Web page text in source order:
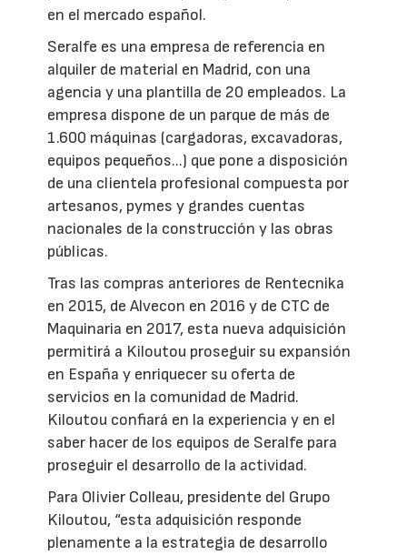
en el mercado español.
Seralfe es una empresa de referencia en
alquiler de material en Madrid, con una
agencia y una plantilla de 20 empleados. La
empresa dispone de un parque de más de
1.600 máquinas (cargadoras, excavadoras,
equipos pequeños...) que pone a disposición
de una clientela profesional compuesta por
artesanos, pymes y grandes cuentas
nacionales de la construcción y las obras
públicas.
Tras las compras anteriores de Rentecnika
en 2015, de Alvecon en 2016 y de CTC de
Maquinaria en 2017, esta nueva adquisición
permitirá a Kiloutou proseguir su expansión
en España y enriquecer su oferta de
servicios en la comunidad de Madrid.
Kiloutou confiará en la experiencia y en el
saber hacer de los equipos de Seralfe para
proseguir el desarrollo de la actividad.
Para Olivier Colleau, presidente del Grupo
Kiloutou, “esta adquisición responde
plenamente a la estrategia de desarrollo